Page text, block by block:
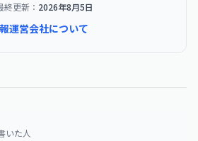
終更新： 2026年8月5日
運営会社について
いた人